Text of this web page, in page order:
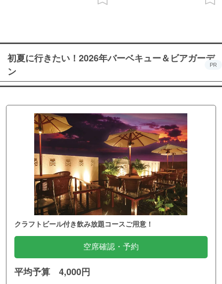
初夏に行きたい！2026年バーベキュー＆ビアガーデ
ン
PR
クラフトビール付き飲み放題コースご用意！
空席確認・予約
平均予算 4,000円